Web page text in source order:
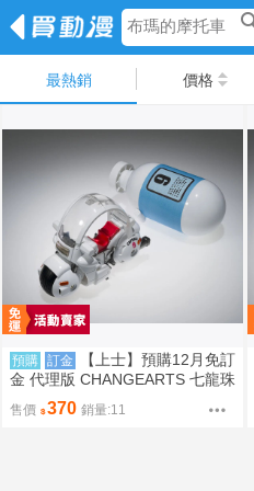
布瑪的摩托車
最熱銷 價格
預購 訂金
【上士】預購12月免訂
金 代理版 CHANGEARTS 七龍珠
萬能膠囊No.9 布瑪的摩托車
售價 370 銷量:11